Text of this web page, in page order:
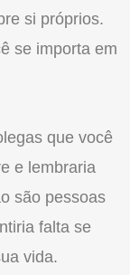
si próprios.
se importa em
que você
e lembraria
são pessoas
falta se
vida.